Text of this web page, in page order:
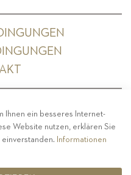
- COOKIE POLICY-
KODEX
Ihnen ein besseres Internet-
Website nutzen, erklären Sie
Informationen